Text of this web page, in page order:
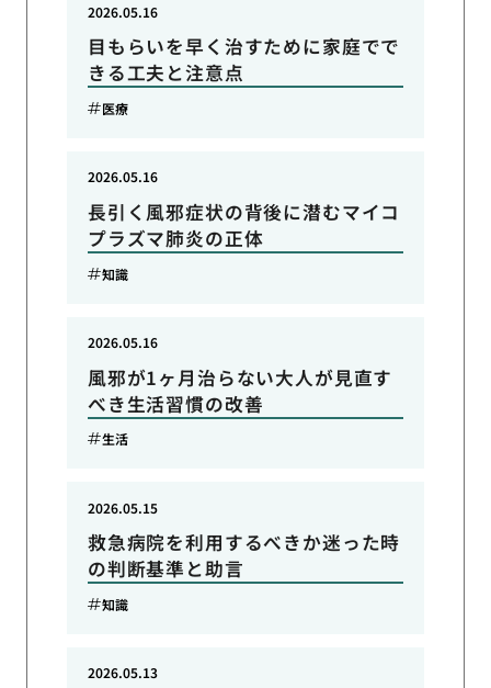
目もらいを早く治すために家庭でで
きる工夫と注意点
2026.05.16
医療
長引く風邪症状の背後に潜むマイコ
プラズマ肺炎の正体
2026.05.16
知識
風邪が1ヶ月治らない大人が見直す
べき生活習慣の改善
2026.05.16
生活
救急病院を利用するべきか迷った時
の判断基準と助言
2026.05.15
知識
2026.05.13